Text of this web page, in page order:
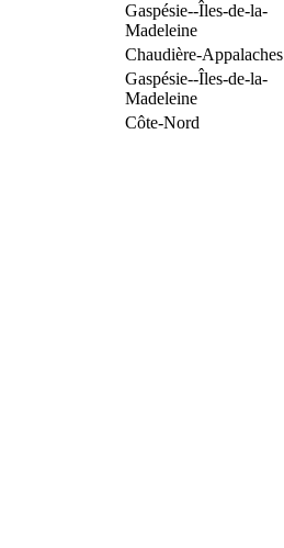
Gaspésie--Îles-de-la-
Madeleine
Chaudière-Appalaches
Gaspésie--Îles-de-la-
Madeleine
Côte-Nord